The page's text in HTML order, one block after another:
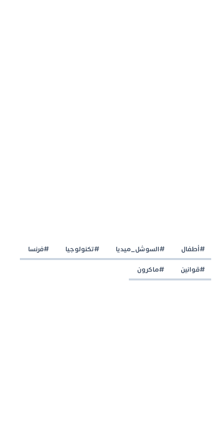
#أطفال #السوشل_ميديا #تكنولوجيا #فرنسا
#قوانين #ماكرون